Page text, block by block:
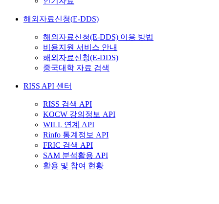
해외자료신청(E-DDS)
해외자료신청(E-DDS) 이용 방법
비용지원 서비스 안내
해외자료신청(E-DDS)
중국대학 자료 검색
RISS API 센터
RISS 검색 API
KOCW 강의정보 API
WILL 연계 API
Rinfo 통계정보 API
FRIC 검색 API
SAM 분석활용 API
활용 및 참여 현황